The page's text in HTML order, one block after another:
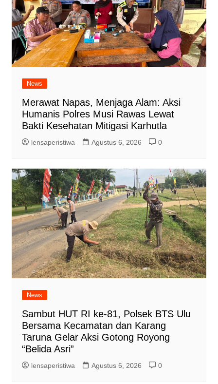
News
Merawat Napas, Menjaga Alam: Aksi
Humanis Polres Musi Rawas Lewat
Bakti Kesehatan Mitigasi Karhutla
lensaperistiwa Agustus 6, 2026 0
News
Sambut HUT RI ke-81, Polsek BTS Ulu
Bersama Kecamatan dan Karang
Taruna Gelar Aksi Gotong Royong
“Belida Asri”
lensaperistiwa Agustus 6, 2026 0